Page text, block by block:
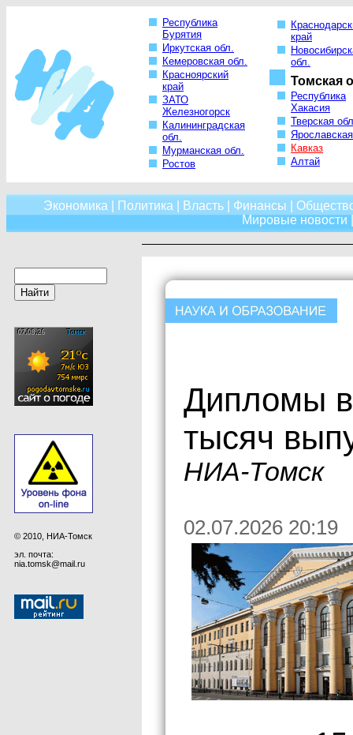
Республика
Бурятия
Иркутская обл.
Кемеровская обл.
Красноярский
край
ЗАТО
Железногорск
Калининградская
обл.
Мурманская обл.
Ростов
край
обл.
Томская
Республика
Хакасия
Тверская
Кавказ
Алтай
Экономика Политика Власть Финансы
Мировые новости
© 2010, НИА-Томск
эл. почта:
nia.tomsk@mail.ru
Дипломы в
тысяч
НИА-Томск
02.07.2026 20:19